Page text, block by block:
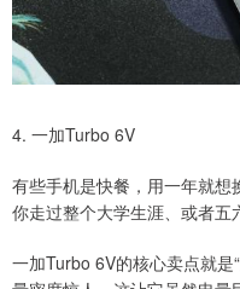
4. 一加Turbo 6V
有些手机是快餐，用一年就
你走过整个大学生涯、或者五
一加Turbo 6V的核心卖点就